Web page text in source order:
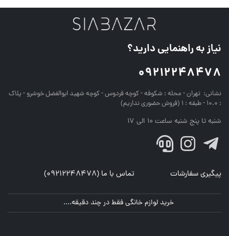
نیاز به راهنمایی دارید؟
09212248478
نشانی: تهران - محله : شکوفه - کوچه فردوس - کوچه شهید ابوالفضل خوشرو - پلاک
: 10.0 - طبقه : 1 (فروش حضوری نداریم)
شنبه تا پنج شنبه ساعت 10 الی 17
پیگیری سفارشات تماس با ما (09212248478)
خرید لوازم خانگی فقط در چند دقیقه....